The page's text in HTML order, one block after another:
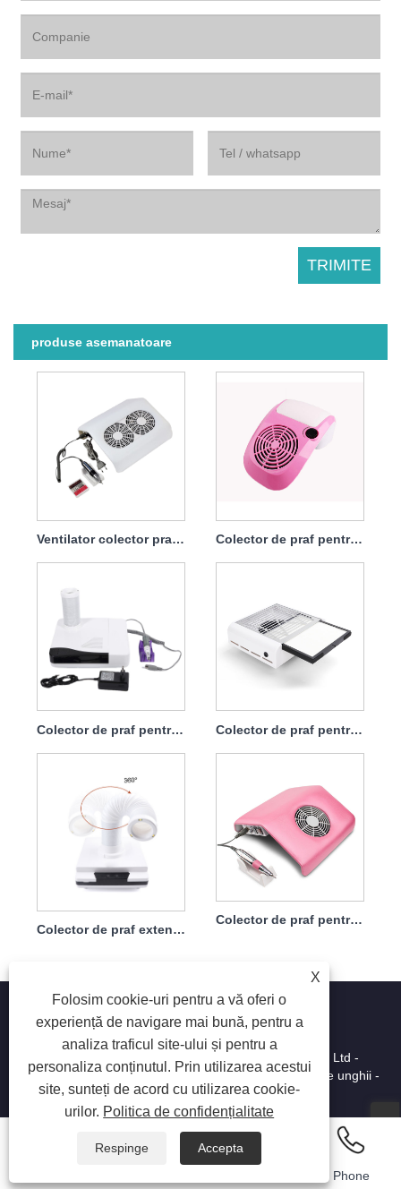
produse asemanatoare
Ventilator colector praf unghii 68w cu filtru Colector de praf pentru unghii 60w cu sac încorporat în masă, ușor de colectat
Colector de praf pentru mașină de găurit unghii 2 în 1 Professional 30000rpm 60w Colector de praf pentru unghii 45w Aspirație mare cu filtru
Colector de praf extensibil pentru unghii cu filtru 40w
Colector de praf pentru mașină de găurit unghii 2 în 1 Professional 30000rpm 40w
X
Folosim cookie-uri pentru a vă oferi o
experiență de navigare mai bună, pentru a
analiza traficul site-ului și pentru a
personaliza conținutul. Prin utilizarea acestui
site, sunteți de acord cu utilizarea cookie-
urilor. Politica de confidențialitate
Respinge Accepta
Copyright © 2025 Shenzhen Ruina Optoelectronic Co., Ltd -
Lampa de unghii, burghie de unghii, colector de praf de unghii -
Toate drepturile rezervate.
Phone